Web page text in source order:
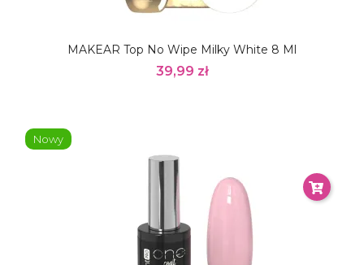
MAKEAR Top No Wipe Milky White 8 Ml
39,99 zł
Nowy